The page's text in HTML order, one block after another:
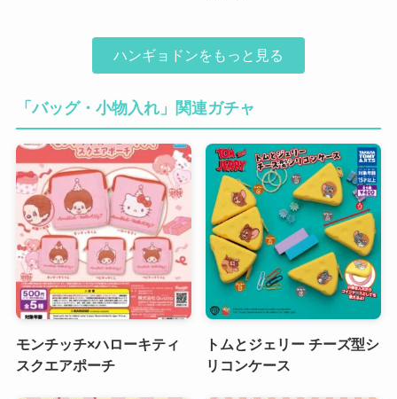
ハンギョドンをもっと見る
「バッグ・小物入れ」関連ガチャ
モンチッチ×ハローキティ
スクエアポーチ
トムとジェリー チーズ型シ
リコンケース